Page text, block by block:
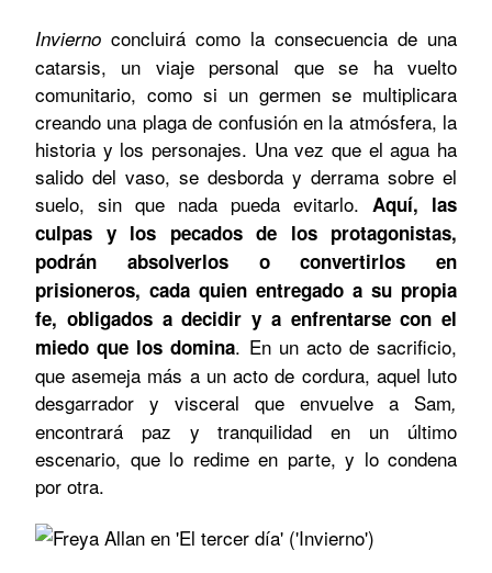
Invierno concluirá como la consecuencia de una
catarsis, un viaje personal que se ha vuelto
comunitario, como si un germen se multiplicara
creando una plaga de confusión en la atmósfera, la
historia y los personajes. Una vez que el agua ha
salido del vaso, se desborda y derrama sobre el
suelo, sin que nada pueda evitarlo. Aquí, las
culpas y los pecados de los protagonistas,
podrán absolverlos o convertirlos en
prisioneros, cada quien entregado a su propia
fe, obligados a decidir y a enfrentarse con el
miedo que los domina. En un acto de sacrificio,
que asemeja más a un acto de cordura, aquel luto
desgarrador y visceral que envuelve a Sam,
encontrará paz y tranquilidad en un último
escenario, que lo redime en parte, y lo condena
por otra.